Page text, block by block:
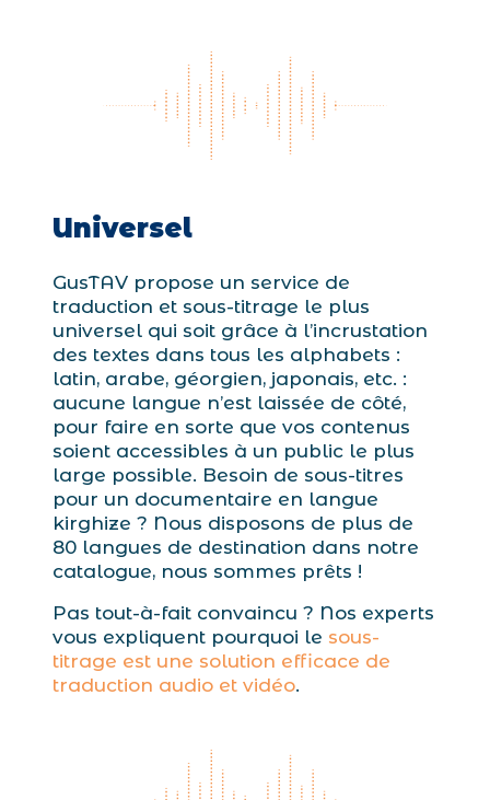
Universel
GusTAV propose un service de
traduction et sous-titrage le plus
universel qui soit grâce à l’incrustation
des textes dans tous les alphabets :
latin, arabe, géorgien, japonais, etc. :
aucune langue n’est laissée de côté,
pour faire en sorte que vos contenus
soient accessibles à un public le plus
large possible. Besoin de sous-titres
pour un documentaire en langue
kirghize ? Nous disposons de plus de
80 langues de destination dans notre
catalogue, nous sommes prêts !
Pas tout-à-fait convaincu ? Nos experts
vous expliquent pourquoi le sous-
titrage est une solution efficace de
traduction audio et vidéo.